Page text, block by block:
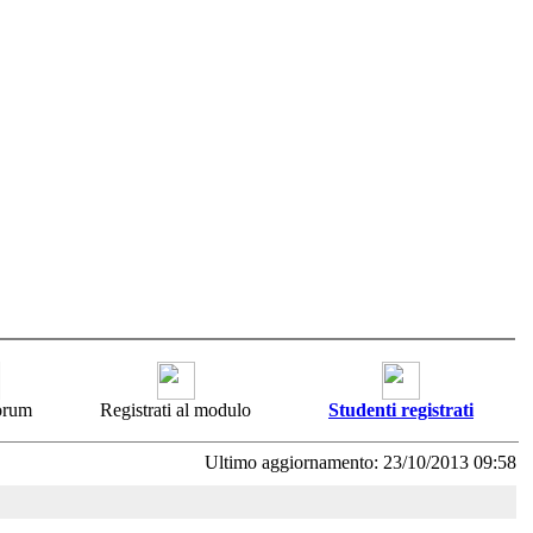
Registrati al modulo Studenti registrati
Ultimo aggiornamento: 23/10/2013 09:58